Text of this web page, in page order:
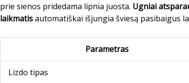
prie sienos pridedama lipnia juosta. Ugniai
laikmatisautomatiškai išjungia šviesą pasibaigus
Parametras
Lizdo tipas